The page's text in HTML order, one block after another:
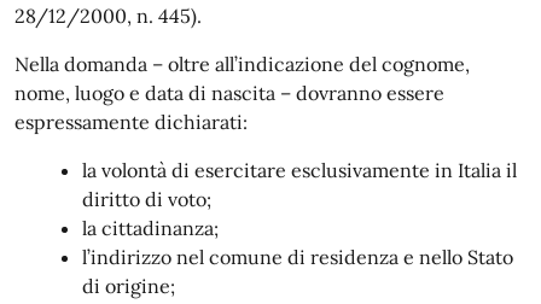
28/12/2000, n. 445).
Nella domanda – oltre all’indicazione del cognome,
nome, luogo e data di nascita – dovranno essere
espressamente dichiarati:
la volontà di esercitare esclusivamente in Italia il
diritto di voto;
la cittadinanza;
l’indirizzo nel comune di residenza e nello Stato
di origine;